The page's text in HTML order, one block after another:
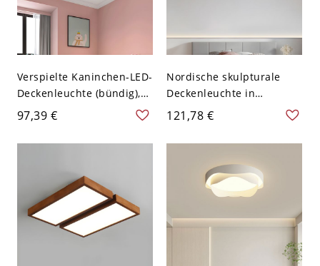
Verspielte Kaninchen-LED-
Deckenleuchte (bündig),
Cartoon-Tier-
Kinderzimmerleuchte mit
Acrylschirm - 110V-120V
97,39 €
Nordische skulpturale
Deckenleuchte in
Blumenform, mehrlagiges
Blütenblatt-Design mit
sanfter LED-Lichtstreuung
Weißlicht
121,78 €